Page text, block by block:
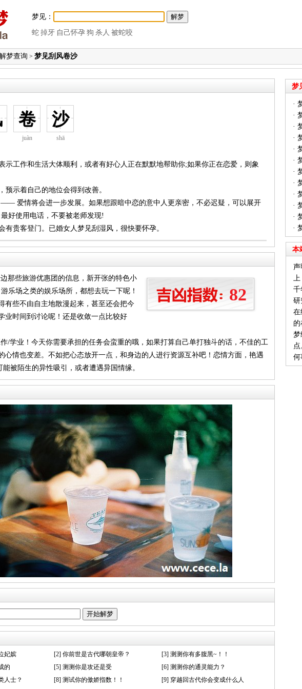
梦见：
蛇 掉牙 自己怀孕 狗 杀人 被蛇咬
梦查询 > 梦见刮风卷沙
卷
juàn
沙
shā
示工作和生活大体顺利，或者有好心人正在默默地帮助你;如果你正在恋爱，则象
预示着自己的地位会得到改善。
—— 爱情将会进一步发展。如果想跟暗中恋的意中人更亲密，不必迟疑，可以展开
好使用电话，不要被老师发现!
有贵客登门。已婚女人梦见刮湿风，很快要怀孕。
82
那些旅游优惠团的信息，新开张的特色小
乐场之类的娱乐场所，都想去玩一下呢！
有些不由自主地散漫起来，甚至还会把今
业时间到讨论呢！还是收敛一点比较好
/学业！今天你需要承担的任务会蛮重的哦，如果打算自己单打独斗的话，不佳的工
心情也变差。不如把心态放开一点，和身边的人进行资源互补吧！恋情方面，艳遇
被陌生的异性吸引，或者遭遇异国情缘。
妃嫔 [2] 你前世是古代哪朝皇帝？
[3] 测测你有多腹黑~！！
的
[5] 测测你是攻还是受
[6] 测测你的通灵能力？
人士？
[8] 测试你的傲娇指数！！ [9] 穿越回古代你会变成什么人
梦
·
·
·
·
·
·
·
·
·
·
·
·
本
声
上
千
研
在
梦
何